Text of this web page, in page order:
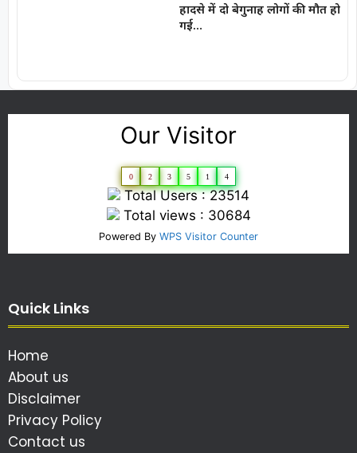
हादसे में दो बेगुनाह लोगों की मौत हो
गई…
Our Visitor
0 2 3 5 1 4
Total Users : 23514
Total views : 30684
Powered By WPS Visitor Counter
Quick Links
Home
About us
Disclaimer
Privacy Policy
Contact us